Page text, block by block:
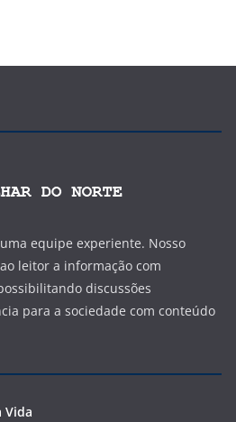
equipe experiente. Nosso
leitor a informação com
discussões
para a sociedade com conteúdo
Vida